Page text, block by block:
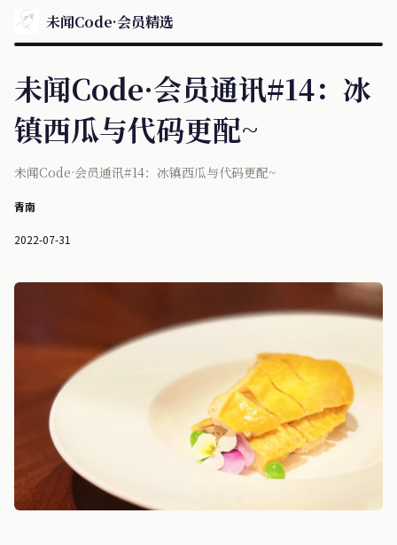
未闻Code·会员精选
未闻Code·会员通讯#14：冰
镇西瓜与代码更配~
未闻Code·会员通讯#14：冰镇西瓜与代码更配~
青南
2022-07-31